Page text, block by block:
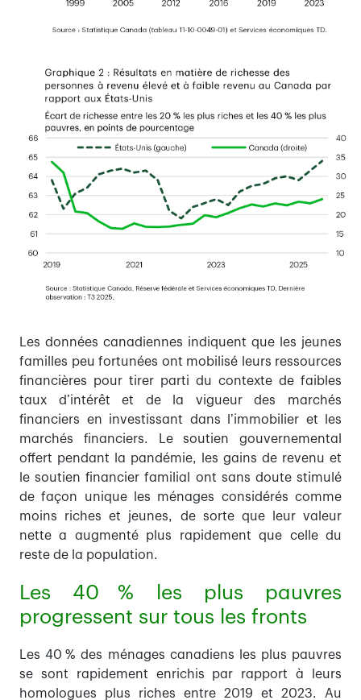
Les données canadiennes indiquent que les jeunes
familles peu fortunées ont mobilisé leurs ressources
financières pour tirer parti du contexte de faibles
taux d’intérêt et de la vigueur des marchés
financiers en investissant dans l’immobilier et les
marchés financiers. Le soutien gouvernemental
offert pendant la pandémie, les gains de revenu et
le soutien financier familial ont sans doute stimulé
de façon unique les ménages considérés comme
moins riches et jeunes, de sorte que leur valeur
nette a augmenté plus rapidement que celle du
reste de la population.
Les 40 % les plus pauvres
progressent sur tous les fronts
Les 40 % des ménages canadiens les plus pauvres
se sont rapidement enrichis par rapport à leurs
homologues plus riches entre 2019 et 2023. Au